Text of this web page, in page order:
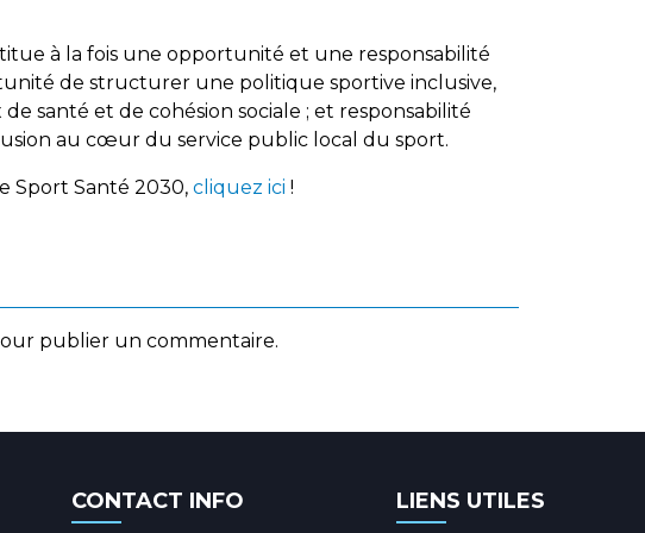
à la fois une opportunité et une responsabilité
de structurer une politique sportive inclusive,
santé et de cohésion sociale ; et responsabilité
au cœur du service public local du sport.
Sport Santé 2030, cliquez ici !
publier un commentaire.
CONTACT INFO LIENS UTILES